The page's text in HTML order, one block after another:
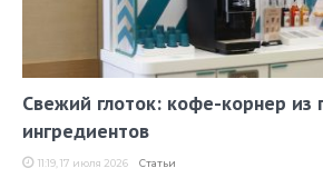
Свежий глоток: кофе-корнер из
ингредиентов
11:19, 17 июля 2026 Статьи